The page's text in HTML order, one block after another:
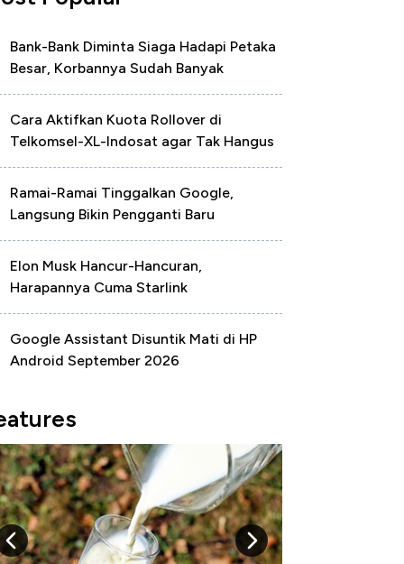
Bank-Bank Diminta Siaga Hadapi Petaka
Besar, Korbannya Sudah Banyak
Cara Aktifkan Kuota Rollover di
Telkomsel-XL-Indosat agar Tak Hangus
Ramai-Ramai Tinggalkan Google,
Langsung Bikin Pengganti Baru
Elon Musk Hancur-Hancuran,
Harapannya Cuma Starlink
Google Assistant Disuntik Mati di HP
Android September 2026